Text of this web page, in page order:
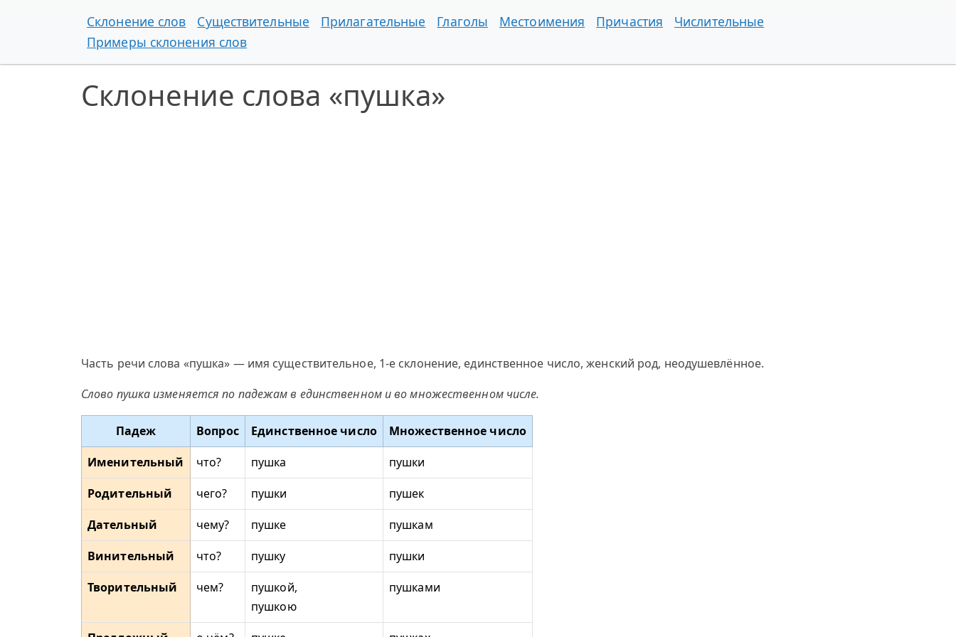
Склонение слов Существительные Прилагательные Глаголы Местоимения Причастия
Числительные
Примеры склонения слов
Склонение слова «пушка»
Часть речи слова «пушка» — имя существительное, 1-е склонение, единственное число, женский род, неодушевлённое.
Слово пушка изменяется по падежам в единственном и во множественном числе.
Падеж Вопрос Единственное число
Множественное число
Именительный
что? пушка
пушки
Родительный
чего? пушки
пушек
Дательный
чему? пушке
пушкам
Винительный
что? пушку
пушки
Творительный
чем?
пушкой,
пушкою
пушками